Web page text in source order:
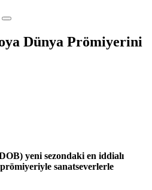
Dünya Prömiyerini
yeni sezondaki en iddialı
sanatseverlerle